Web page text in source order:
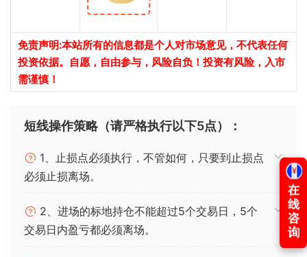
免责声明:本站所有的信息都是个人对市场意见，不代表任何
投资依据。自愿，自由参与，风险自负！投资有风险，入市
需谨慎！
短线操作策略（请严格执行以下5点）：
1、止损点必须执行，不管如何，只要到止损点
必须止损离场。
2、进场的标地持仓不能超过5个交易日，5个
交易日内盈亏都必须离场。